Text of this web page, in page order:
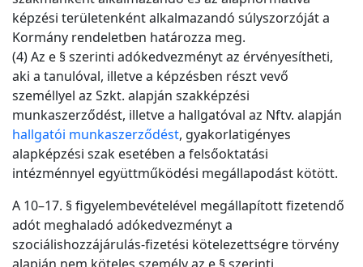
képzési területenként alkalmazandó súlyszorzóját a
Kormány rendeletben határozza meg.
(4) Az e § szerinti adókedvezményt az érvényesítheti,
aki a tanulóval, illetve a képzésben részt vevő
személlyel az Szkt. alapján szakképzési
munkaszerződést, illetve a hallgatóval az Nftv. alapján
hallgatói munkaszerződést, gyakorlatigényes
alapképzési szak esetében a felsőoktatási
intézménnyel együttműködési megállapodást kötött.
A 10–17. § figyelembevételével megállapított fizetendő
adót meghaladó adókedvezményt a
szociálishozzájárulás-fizetési kötelezettségre törvény